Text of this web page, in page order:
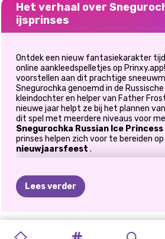
Het verhaal over
ijsprinses
Ontdek een nieuw fantasiekarakter
online aankleedspelletjes op
voorstellen aan dit prachtige
Snegurochka genoemd in de
kleindochter en helper van Father
nieuwe jaar helpt ze bij het plannen
dit spel met meerdere niveaus voor
Snegurochka Russian Ice Princess
prinses helpen zich voor te bereiden
nieuwjaarsfeest .
heeft voorbereid? Het eerste niveau
decoratiespel waar jullie meisjes dol
Snegurochka woont in een prachtig
winterlandschap buiten. Het uitzicht
Lees verder
K-POP
SNEGUROCHKA
VILLAIN'S ZUSSEN